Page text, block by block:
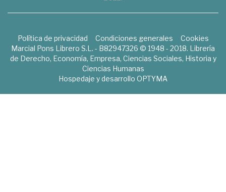
Política de privacidad Condiciones generales
Cookies
Marcial Pons Librero S.L. - B82947326 © 1948 - 2018. Librería
de Derecho, Economía, Empresa, Ciencias Sociales, Historia y
Ciencias Humanas
Hospedaje y desarrollo OPTYMA